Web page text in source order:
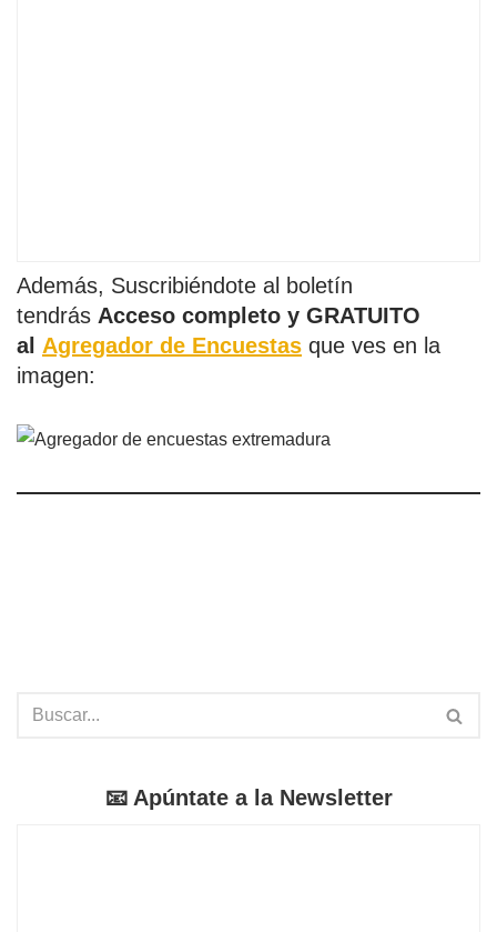
Además, Suscribiéndote al boletín
tendrás Acceso completo y GRATUITO
al Agregador de Encuestas que ves en la
imagen:
📧 Apúntate a la Newsletter